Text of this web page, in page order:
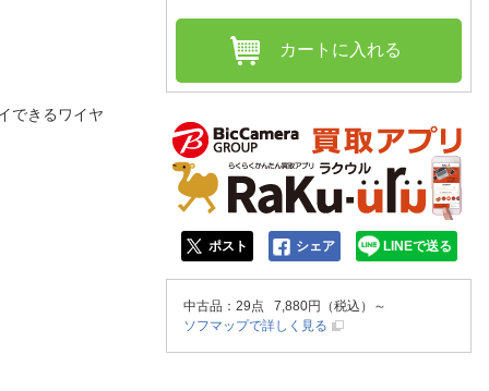
できるワイヤ
カートに入れる
ポスト シェア LINEで送る
中古品 ：29点 7,880円（税込）～
ソフマップで詳しく見る